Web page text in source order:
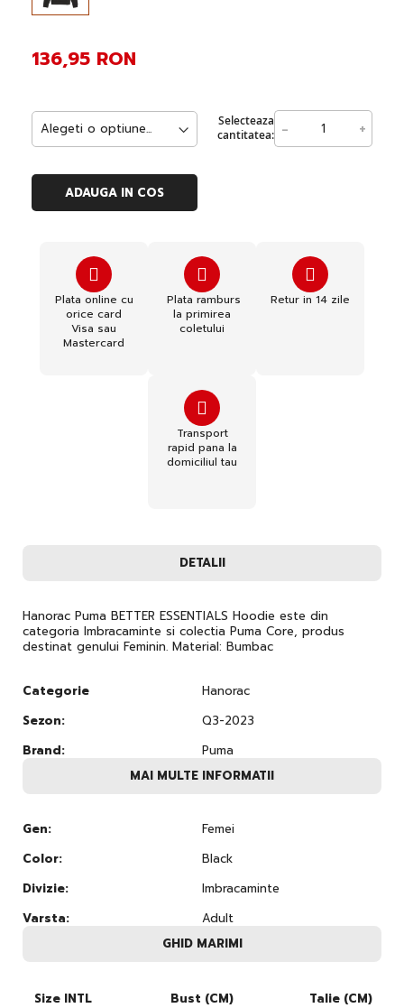
Selecteaza
cantitatea: - +
136,95 RON
ADAUGA IN COS
Plata online cu
orice card
Visa sau
Mastercard
Plata ramburs
la primirea
coletului
Retur in 14 zile
Transport
rapid pana la
domiciliul tau
DETALII
Hanorac Puma BETTER ESSENTIALS Hoodie este din
categoria Imbracaminte si colectia Puma Core, produs
destinat genului Feminin. Material: Bumbac
Categorie
Hanorac
Sezon:
Q3-2023
Brand:
Puma
MAI MULTE INFORMATII
Gen:
Femei
Color:
Black
Divizie:
Imbracaminte
Varsta:
Adult
GHID MARIMI
Size INTL Bust (CM)
Talie (CM)